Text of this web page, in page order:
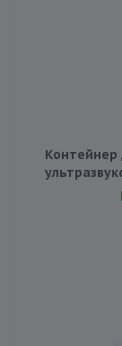
Контейнер